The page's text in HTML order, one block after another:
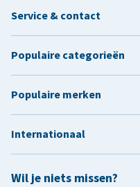
Wil je niets missen?
Service & contact
Populaire categorieën
Populaire merken
Internationaal